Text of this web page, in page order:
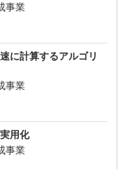
事業
に計算するアルゴリ
事業
用化
事業